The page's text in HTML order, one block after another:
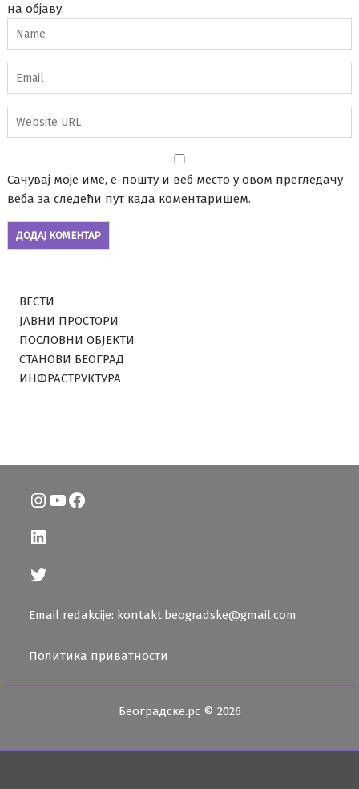
на објаву.
Сачувај моје име, е-пошту и веб место у овом прегледачу
веба за следећи пут када коментаришем.
ВЕСТИ
ЈАВНИ ПРОСТОРИ
ПОСЛОВНИ ОБЈЕКТИ
СТАНОВИ БЕОГРАД
ИНФРАСТРУКТУРА
Instagram
YouTube
Facebook
LinkedIn
Twitter
Email redakcije: kontakt.beogradske@gmail.com
Политика приватности
Београдске.рс © 2026